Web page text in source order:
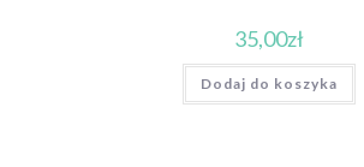
35,00zł
Dodaj do koszyka